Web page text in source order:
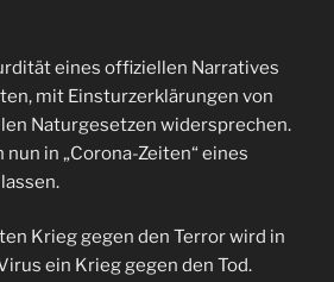
eines offiziellen Narratives
mit Einsturzerklärungen von
Naturgesetzen widersprechen.
in „Corona-Zeiten“ eines
Krieg gegen den Terror wird in
ein Krieg gegen den Tod.